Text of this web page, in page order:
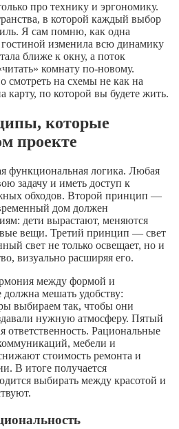
про технику и эргономику.
в которой каждый выбор
Я сам помню, как одна
гостиной изменила всю динамику
ближе к окну, а поток
комнату по-новому.
смотреть на схемы не как на
карту, по которой вы будете жить.
которые
проекте
логика. Любая
задачу и иметь доступ к
обходов. Второй принцип —
дом должен
дети вырастают, меняются
вещи. Третий принцип — свет
свет не только освещает, но и
визуально расширяя его.
между формой и
мешать удобству:
выбираем так, чтобы они
нужную атмосферу. Пятый
Рациональные
мебели и
стоимость ремонта и
В итоге получается
выбирать между красотой и